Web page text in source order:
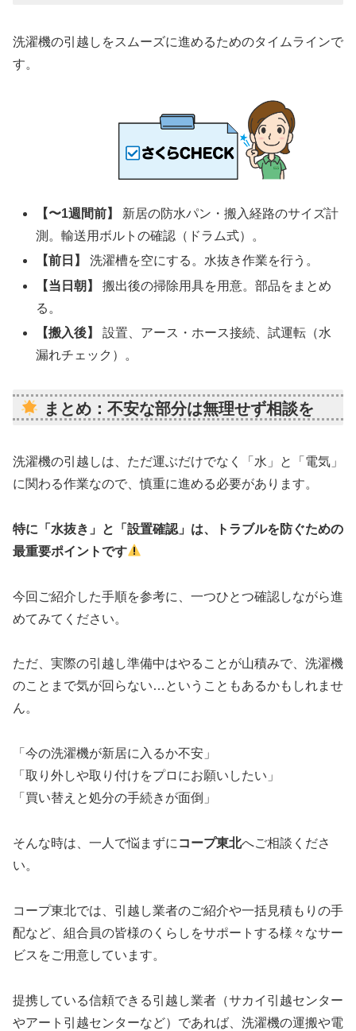
洗濯機の引越しをスムーズに進めるためのタイムラインで
す。
【〜1週間前】
新居の防水パン・搬入経路のサイズ計
測。輸送用ボルトの確認（ドラム式）。
【前日】
洗濯槽を空にする。水抜き作業を行う。
【当日朝】
搬出後の掃除用具を用意。部品をまとめ
る。
【搬入後】
設置、アース・ホース接続、試運転（水
漏れチェック）。
まとめ：不安な部分は無理せず相談を
洗濯機の引越しは、ただ運ぶだけでなく「水」と「電気」
に関わる作業なので、慎重に進める必要があります。
特に「水抜き」と「設置確認」は、トラブルを防ぐための
最重要ポイントです
今回ご紹介した手順を参考に、一つひとつ確認しながら進
めてみてください。
ただ、実際の引越し準備中はやることが山積みで、洗濯機
のことまで気が回らない…ということもあるかもしれませ
ん。
「今の洗濯機が新居に入るか不安」
「取り外しや取り付けをプロにお願いしたい」
「買い替えと処分の手続きが面倒」
そんな時は、一人で悩まずに コープ東北へご相談くださ
い。
コープ東北では、引越し業者のご紹介や一括見積もりの手
配など、組合員の皆様のくらしをサポートする様々なサー
ビスをご用意しています。
提携している信頼できる引越し業者（サカイ引越センター
やアート引越センターなど）であれば、洗濯機の運搬や電